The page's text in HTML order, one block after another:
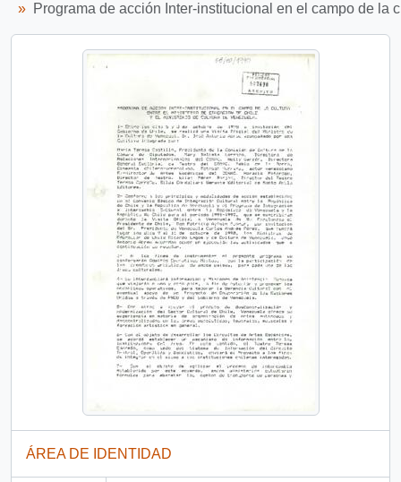
Programa de acción Inter-institucional en el campo de
ÁREA DE IDENTIDAD